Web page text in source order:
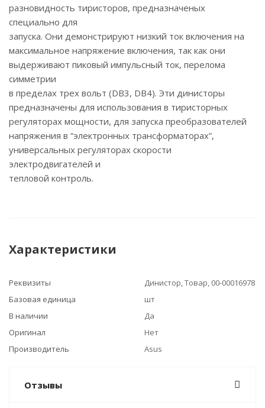
разновидность тиристоров, предназначеных
специально для
запуска. Они демонстрируют низкий ток включения на
максимальное напряжение включения, так как они
выдерживают пиковый импульсный ток, перелома
симметрии
в пределах трех вольт (DB3, DB4). Эти динисторы
предназначены для использования в тиристорных
регуляторах мощности, для запуска преобразователей
напряжения в “электронных трансформаторах”,
универсальных регуляторах скорости
электродвигателей и
тепловой контроль.
Характеристики
Реквизиты
Динистор, Товар, 00-00016978
Базовая единица
шт
В наличии
Да
Оригинал
Нет
Производитель
Asus
Отзывы